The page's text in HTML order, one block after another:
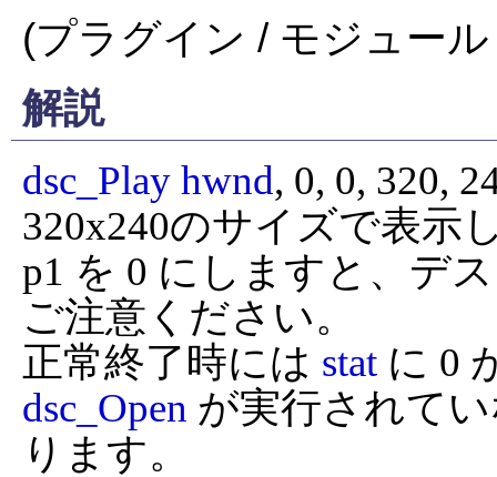
(プラグイン / モジュー
解説
dsc_Play hwnd, 0, 0, 320, 240 		// 座標
320x240のサイズで表示
p1 を 0 にしますと、デ
ご注意ください。
正常終了時には stat
dsc_Open が実行されて
ります。